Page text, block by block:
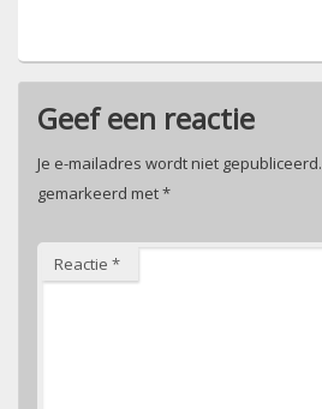
Geef een reactie
Je e-mailadres wordt niet gepubliceerd.
gemarkeerd met*
Reactie *